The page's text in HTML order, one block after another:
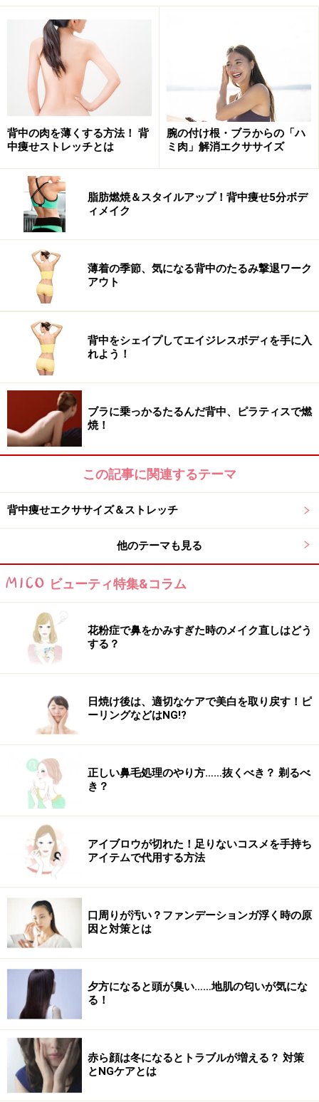
背中の肉を薄くする方法！ 背
中痩せストレッチとは
腕の付け根・ブラからの「ハ
ミ肉」解消エクササイズ
脂肪燃焼＆スタイルアップ！背中痩せ5分ボデ
ィメイク
薄着の季節、気になる背中のたるみ撃退ワーク
アウト
背中をシェイプしてエイジレスボディを手に入
れよう！
ブラに乗っかるたるんだ背中、ピラティスで燃
焼！
この記事に関連するテーマ
背中痩せエクササイズ＆ストレッチ
他のテーマも見る
ビューティ特集&コラム
花粉症で鼻をかみすぎた時のメイク直しはどう
する？
日焼け後は、適切なケアで美白を取り戻す！ピ
ーリングなどはNG!?
正しい鼻毛処理のやり方……抜くべき？ 剃るべ
き？
アイブロウが切れた！足りないコスメを手持ち
アイテムで代用する方法
口周りが汚い？ファンデーションガ浮く時の原
因と対策とは
夕方になると頭が臭い……地肌の匂いが気にな
る！
赤ら顔は冬になるとトラブルが増える？ 対策
とNGケアとは